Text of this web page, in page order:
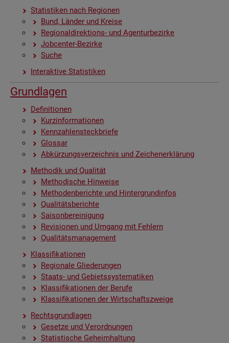
Sta­tis­ti­ken nach Re­gio­nen
Bund, Län­der und Krei­se
Re­gio­nal­di­rek­ti­ons- und Agen­tur­be­zir­ke
Job­cen­ter-Be­zir­ke
Suche
In­ter­ak­ti­ve Sta­tis­ti­ken
Grund­la­gen
De­fi­ni­tio­nen
Kurz­in­for­ma­tio­nen
Kenn­zah­len­steck­brie­fe
Glos­sar
Ab­kür­zungs­ver­zeich­nis und Zei­chen­er­klä­rung
Me­tho­dik und Qua­li­tät
Me­tho­di­sche Hin­wei­se
Me­tho­den­be­rich­te und Hin­ter­grund­in­fos
Qua­li­täts­be­rich­te
Sai­son­be­rei­ni­gung
Re­vi­sio­nen und Um­gang mit Feh­lern
Qua­li­täts­ma­nage­ment
Klas­si­fi­ka­tio­nen
Re­gio­na­le Glie­de­run­gen
Staats- und Ge­biets­sys­te­ma­ti­ken
Klas­si­fi­ka­tio­nen der Be­ru­fe
Klas­si­fi­ka­tio­nen der Wirt­schafts­zwei­ge
Rechts­grund­la­gen
Ge­set­ze und Ver­ord­nun­gen
Sta­tis­ti­sche Ge­heim­hal­tung